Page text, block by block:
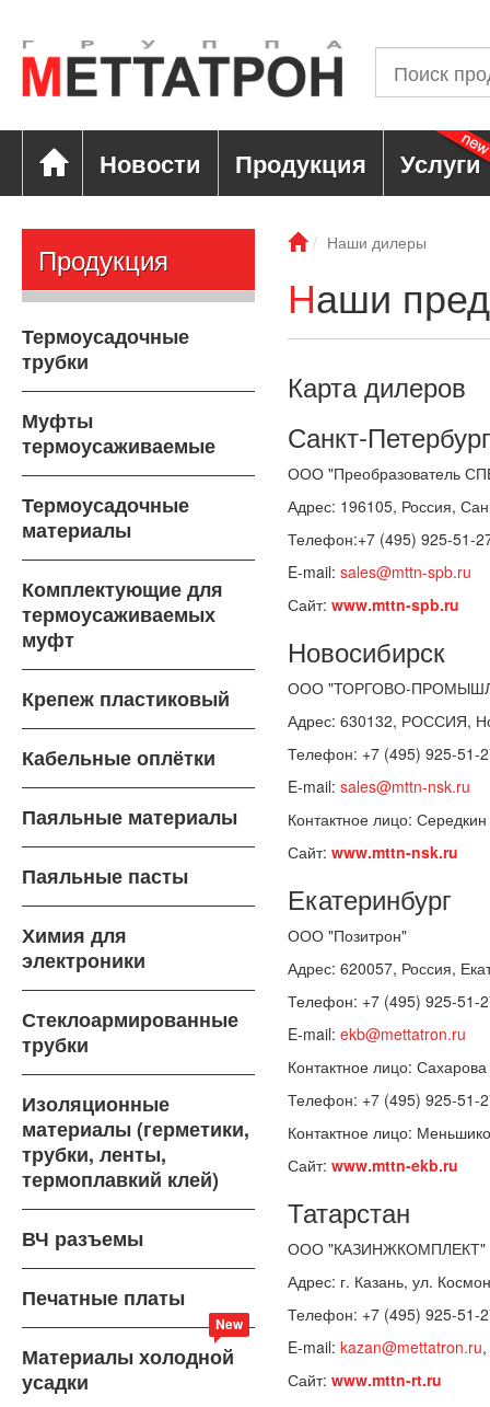
Новости Продукция Услуги
Продукция
Термоусадочные
трубки
Муфты
термоусаживаемые
Термоусадочные
материалы
Комплектующие для
термоусаживаемых
муфт
Крепеж пластиковый
Кабельные оплётки
Паяльные материалы
Паяльные пасты
Химия для
электроники
Стеклоармированные
трубки
Изоляционные
материалы (герметики,
трубки, ленты,
термоплавкий клей)
ВЧ разъемы
Печатные платы
New
Материалы холодной
усадки
Наши дилеры
Наши
Карта дилеров
Санкт-Петербург
ООО "Преобразователь
Адрес: 196105, Россия,
Телефон:+7 (495) 925-51-
E-mail: sales@mttn-spb.ru
Сайт: www.mttn-spb.ru
Новосибирск
ООО "ТОРГОВО-
Адрес: 630132, РОССИЯ,
Телефон: +7 (495) 925-51-
E-mail: sales@mttn-nsk.ru
Контактное лицо:
Сайт: www.mttn-nsk.ru
Екатеринбург
ООО "Позитрон"
Адрес: 620057, Россия,
Телефон: +7 (495) 925-51-
E-mail: ekb@mettatron.ru
Контактное лицо:
Телефон: +7 (495) 925-51-
Контактное лицо:
Сайт: www.mttn-ekb.ru
Татарстан
ООО "КАЗИНЖКОМПЛЕКТ"
Адрес: г. Казань, ул.
Телефон: +7 (495) 925-51-
E-mail: kazan@mettatron.ru,
Сайт: www.mttn-rt.ru